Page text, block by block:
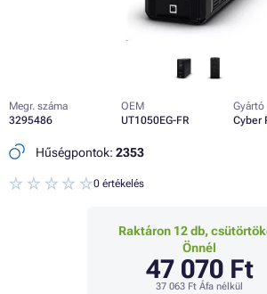
Megr. száma
3295486
OEM
UT1050EG-FR
Gyártó
Cyber
Hűségpontok: 2353
0 értékelés
Raktáron 12 db,
Önnél
47 070 Ft
37 063 Ft Áfa nélkül